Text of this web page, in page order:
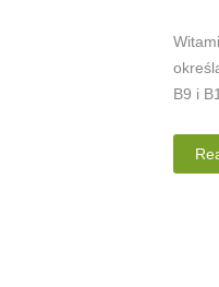
B9 i